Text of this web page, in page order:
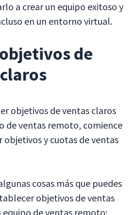
a crear un equipo exitoso y
en un entorno virtual.
de
objetivos de ventas claros
de ventas remoto, comience
y cuotas de ventas
cosas más que puedes
objetivos de ventas
equipo de ventas remoto: